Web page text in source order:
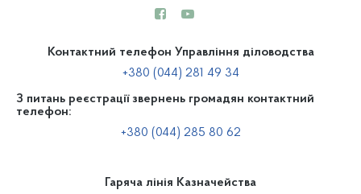
Контактний телефон Управління діловодства
+380 (044) 281 49 34
З питань реєстрації звернень громадян контактний
телефон:
+380 (044) 285 80 62
Гаряча лінія Казначейства